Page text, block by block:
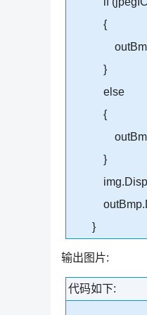
{
}
else
{
}
}
输出图片:
代码如下: